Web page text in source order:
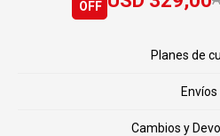
Planes de
Envíos
Cambios y